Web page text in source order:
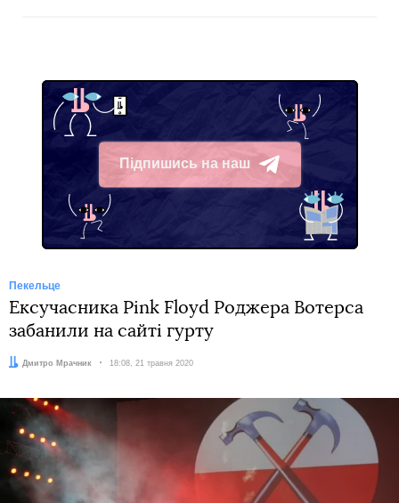
Підпишись на наш
Telegram
Пекельце
Ексучасника Pink Floyd Роджера Вотерса
забанили на сайті гурту
Автор:
Дмитро Мрачник Дата:
18:08, 21 травня 2020